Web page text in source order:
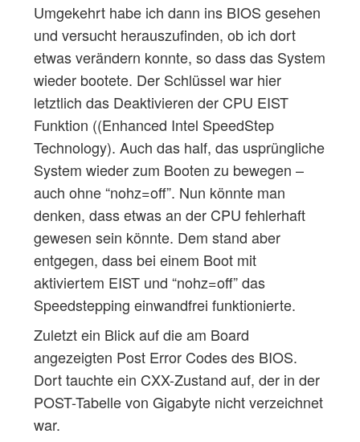
Umgekehrt habe ich dann ins BIOS gesehen
und versucht herauszufinden, ob ich dort
etwas verändern konnte, so dass das System
wieder bootete. Der Schlüssel war hier
letztlich das Deaktivieren der CPU EIST
Funktion ((Enhanced Intel SpeedStep
Technology). Auch das half, das usprüngliche
System wieder zum Booten zu bewegen –
auch ohne “nohz=off”. Nun könnte man
denken, dass etwas an der CPU fehlerhaft
gewesen sein könnte. Dem stand aber
entgegen, dass bei einem Boot mit
aktiviertem EIST und “nohz=off” das
Speedstepping einwandfrei funktionierte.
Zuletzt ein Blick auf die am Board
angezeigten Post Error Codes des BIOS.
Dort tauchte ein CXX-Zustand auf, der in der
POST-Tabelle von Gigabyte nicht verzeichnet
war.